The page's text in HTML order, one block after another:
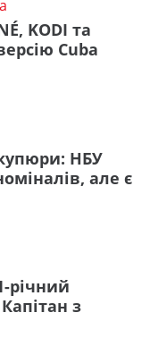
KODI та
Cuba
НБУ
але є
річний
з